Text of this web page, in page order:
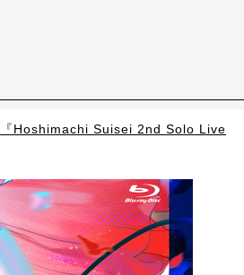
『Hoshimachi Suisei 2nd Solo Live